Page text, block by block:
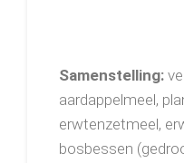
Samenstelling:
aardappelmeel,
erwtenzetmeel,
bosbessen